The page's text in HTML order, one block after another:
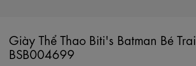
Giày Thể Thao Biti's Batman Bé Trai
BSB004699